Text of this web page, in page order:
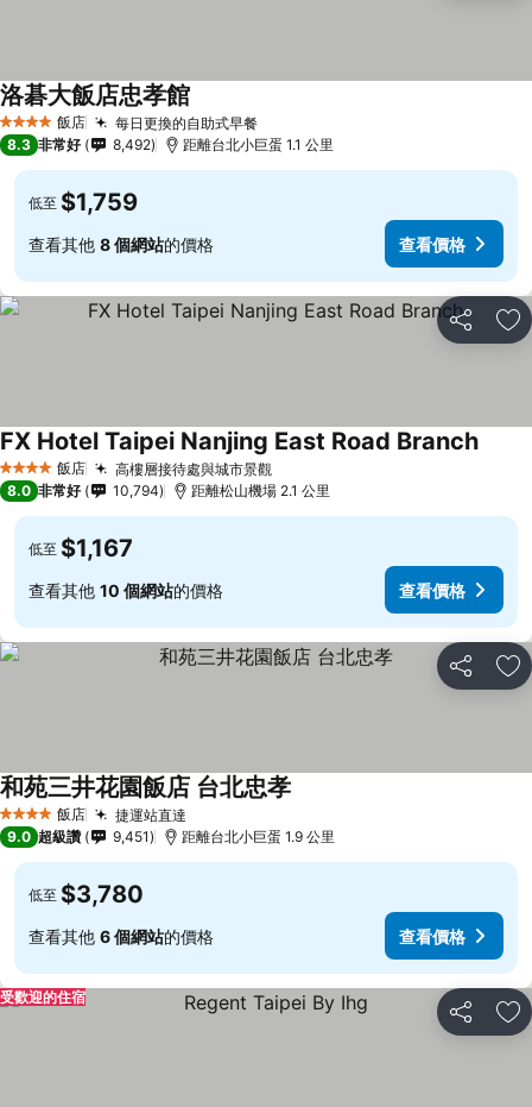
4 星級 飯店 每日更換的自助式早餐查看價格
洛碁大飯店忠孝館
8.3 非常好 8,492 距離台北小巨蛋 1.1 公里
低至 $1,759
查看其他 8 個網站的價格 查看價格
分享 加
4 星級 飯店 高樓層接待處與城市景觀查看價格
FX Hotel Taipei Nanjing East Road Branch查看
8.0 非常好 10,794 距離松山機場 2.1 公里
低至 $1,167
查看其他 10 個網站的價格 查看價格
分享 加
4 星級 飯店 捷運站直達
和苑三井花園飯店 台北忠孝查看價格
9.0 超級讚 9,451 距離台北小巨蛋 1.9 公里
低至 $3,780
查看其他 6 個網站的價格 查看價格
分享 加
受歡迎的住宿